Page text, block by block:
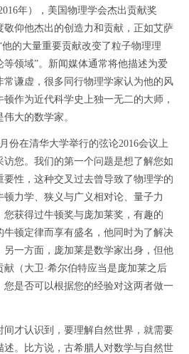
年），美国物理学会杰出贡献奖
敬仰他杰出的创造力和贡献，正如艾萨
的大量重要贡献改变了粒子物理理
领域”。新闻媒体通常将他描述为爱
常谦虚，很多同行物理学家认为他的风
作为近代科学史上独一无二的大师，
大的数学家。
份在清华大学举行的弦论2016会议上
访您。我们的第一个问题是想了解您如
性，这种交叉过去曾导致了物理学的
力学、狭义与广义相对论、量子力
获得过牛顿奖与庞加莱奖，有趣的
顿定律而享有盛名，他同时为了解决
一方面，庞加莱是数学家出身，但他
（大卫·希尔伯特应当是庞加莱之后
您是否可以根据您的经验对这两者做一
间才认识到，要理解自然世界，就需要
。比方说，古希腊人对数学与自然世